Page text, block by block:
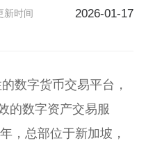
新时间 2026-01-17
数字货币交易平台，
的数字资产交易服
，总部位于新加坡，